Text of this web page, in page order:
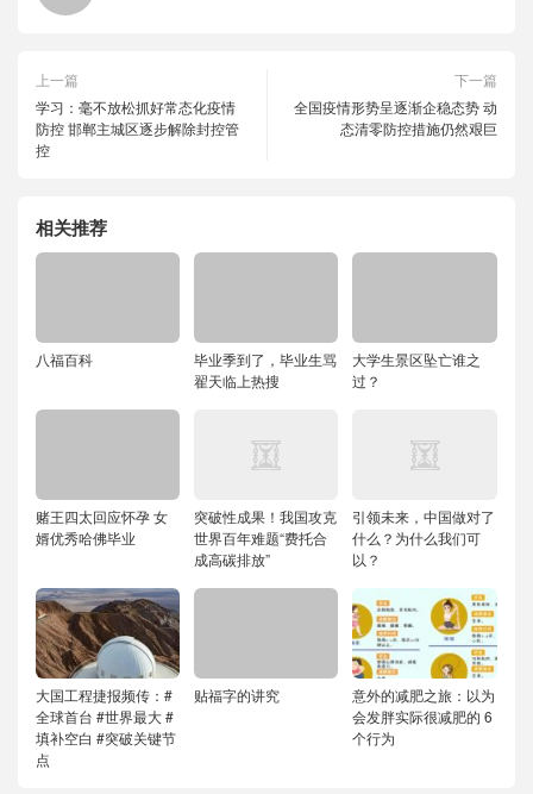
上一篇
学习：毫不放松抓好常态化疫情
防控 邯郸主城区逐步解除封控管
控
下一篇
全国疫情形势呈逐渐企稳态势 动
态清零防控措施仍然艰巨
相关推荐
八福百科
毕业季到了，毕业生骂
翟天临上热搜
大学生景区坠亡谁之
过？
赌王四太回应怀孕 女
婿优秀哈佛毕业
突破性成果！我国攻克
世界百年难题“费托合
成高碳排放”
引领未来，中国做对了
什么？为什么我们可
以？
大国工程捷报频传：#
全球首台 #世界最大 #
填补空白 #突破关键节
点
贴福字的讲究
意外的减肥之旅：以为
会发胖实际很减肥的 6
个行为